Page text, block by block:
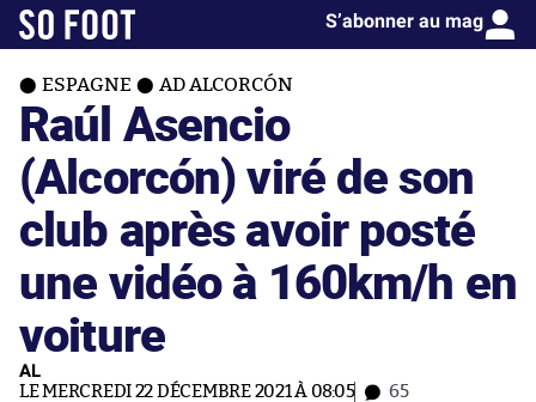
S’abonner au mag
ESPAGNE AD ALCORCÓN
Raúl Asencio
(Alcorcón) viré de son
club après avoir posté
une vidéo à 160km/h en
voiture
AL
LE MERCREDI 22 DÉCEMBRE 2021 À 08:05 65